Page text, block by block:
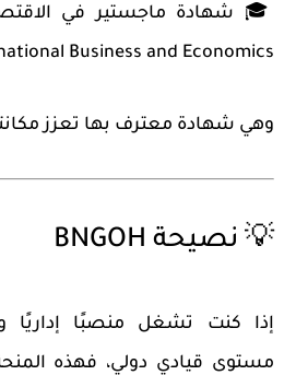
Business and Economics
وهي شهادة معترف بها تعزز
💡 نصيحة BNGOH
إذا كنت تشغل منصبًا إداريًا
مستوى قيادي دولي، فهذه